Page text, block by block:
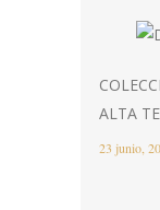
ALTA
23 junio,